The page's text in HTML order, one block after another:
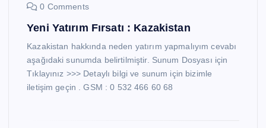
0 Comments
Yeni Yatırım Fırsatı : Kazakistan
Kazakistan hakkında neden yatırım yapmalıyım cevabı
aşağıdaki sunumda belirtilmiştir. Sunum Dosyası için
Tıklayınız >>> Detaylı bilgi ve sunum için bizimle
iletişim geçin . GSM : 0 532 466 60 68